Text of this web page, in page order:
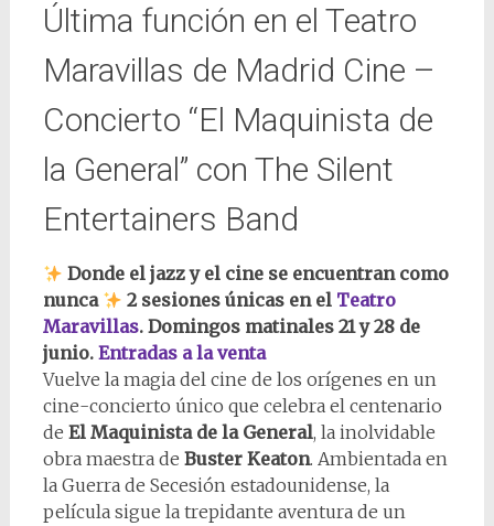
Última función en el Teatro
Maravillas de Madrid Cine –
Concierto “El Maquinista de
la General” con The Silent
Entertainers Band
Donde el jazz y el cine se encuentran como
nunca
2 sesiones únicas en el Teatro
Maravillas. Domingos matinales 21 y 28 de
junio. Entradas a la venta
Vuelve la magia del cine de los orígenes en un
cine-concierto único que celebra el centenario
de El Maquinista de la General, la inolvidable
obra maestra de Buster Keaton. Ambientada en
la Guerra de Secesión estadounidense, la
película sigue la trepidante aventura de un